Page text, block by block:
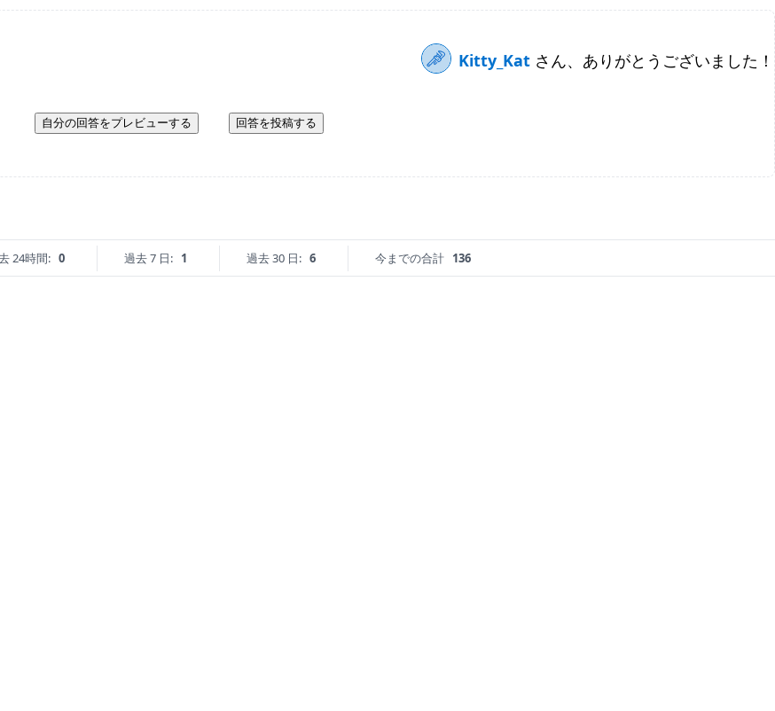
Kitty_Kat さん、ありがとうございました！
自分の回答をプレビューする 回答を投稿する
24時間: 0 過去 7 日: 1 過去 30 日: 6 今までの合計 136